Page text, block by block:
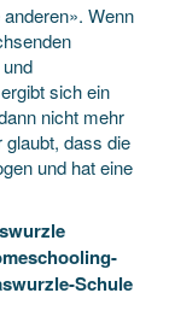
Wenn
sich ein
nicht mehr
dass die
und hat eine
Schule